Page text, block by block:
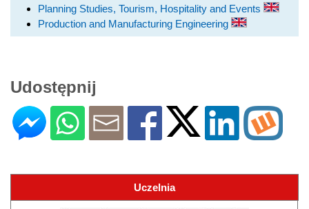
Planning Studies, Tourism, Hospitality and Events
Production and Manufacturing Engineering
Udostępnij
Uczelnia